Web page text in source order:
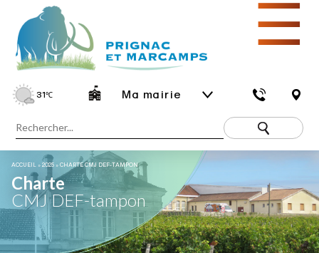
31℃ Ma mairie
☰
ACCUEIL »2025 »CHARTE CMJ DEF-TAMPON
Charte
CMJ DEF-tampon